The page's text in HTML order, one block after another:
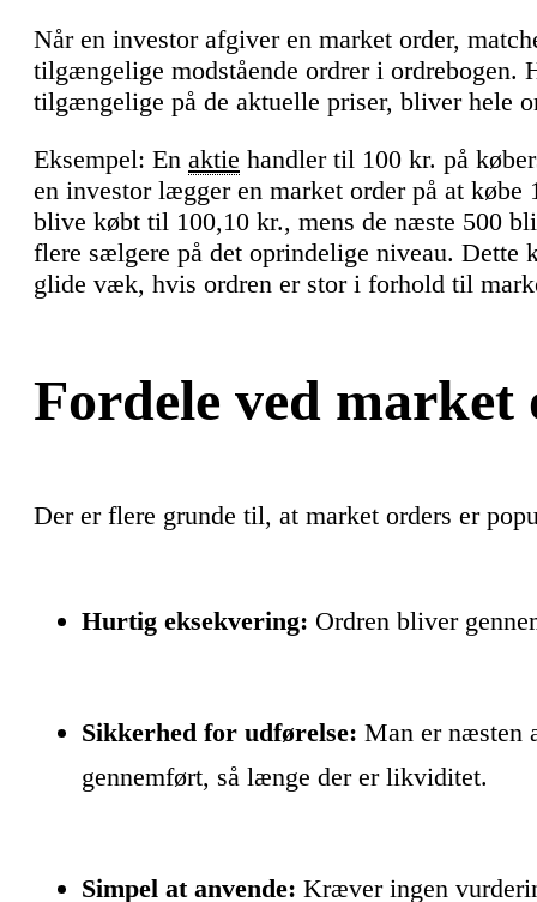
Når en investor afgiver en market order,
tilgængelige modstående ordrer i ordrebogen.
tilgængelige på de aktuelle priser, bliver hele
Eksempel: En aktie handler til 100 kr. på
en investor lægger en market order på at
blive købt til 100,10 kr., mens de næste 500
flere sælgere på det oprindelige niveau. Dette
glide væk, hvis ordren er stor i forhold til
Fordele ved market
Der er flere grunde til, at market orders er
Hurtig eksekvering: Ordren bliver
Sikkerhed for udførelse: Man er næsten
gennemført, så længe der er likviditet.
Simpel at anvende: Kræver ingen